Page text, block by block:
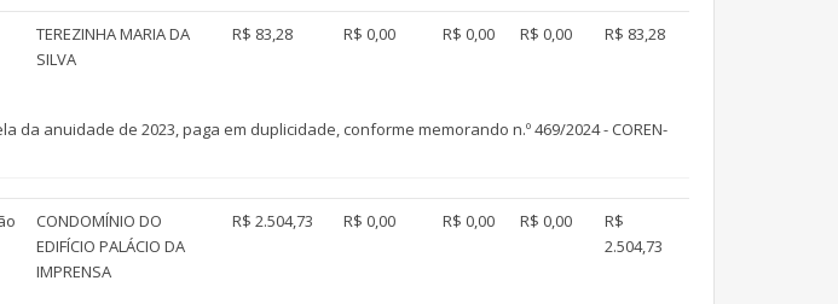
TEREZINHA MARIA DA
SILVA
R$ 83,28 R$ 0,00 R$ 0,00 R$ 0,00 R$ 83,28
da anuidade de 2023, paga em duplicidade, conforme memorando n.º 469/2024 - COREN-
CONDOMÍNIO DO
EDIFÍCIO PALÁCIO DA
IMPRENSA
R$ 2.504,73 R$ 0,00 R$ 0,00 R$ 0,00
R$
2.504,73